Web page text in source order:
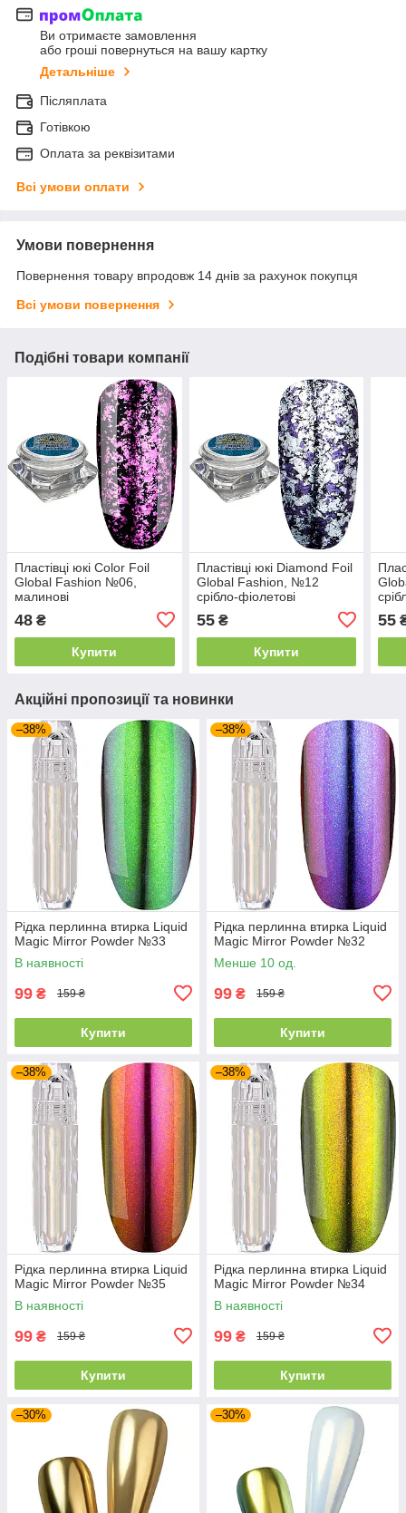
Ви отримаєте замовлення
або гроші повернуться на вашу картку
Детальніше
Післяплата
Готівкою
Оплата за реквізитами
Всі умови оплати
Умови повернення
Повернення товару впродовж 14 днів за рахунок покупця
Всі умови повернення
Подібні товари компанії
Пластівці юкі Color Foil
Global Fashion №06,
малинові
48 ₴
Купити
Пластівці юкі Diamond Foil
Global Fashion, №12
срібло-фіолетові
55₴
Купити
55
Акційні пропозиції та новинки
–38%
Рідка перлинна втирка Liquid
Magic Mirror Powder №33
В наявності
99 ₴ 159 ₴
Купити
–38%
Рідка перлинна втирка Liquid
Magic Mirror Powder №32
Менше 10 од.
99 ₴ 159 ₴
Купити
–38%
Рідка перлинна втирка Liquid
Magic Mirror Powder №35
В наявності
99 ₴ 159 ₴
Купити
–38%
Рідка перлинна втирка Liquid
Magic Mirror Powder №34
В наявності
99 ₴ 159 ₴
Купити
–30% –30%